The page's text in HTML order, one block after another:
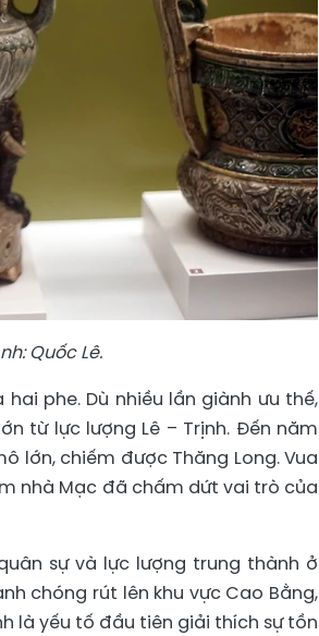
Quốc Lê.
phe. Dù nhiều lần giành ưu thế,
từ lực lượng Lê – Trịnh. Đến năm
lớn, chiếm được Thăng Long. Vua
nhà Mạc đã chấm dứt vai trò của
sự và lực lượng trung thành ở
chóng rút lên khu vực Cao Bằng,
là yếu tố đầu tiên giải thích sự tồn